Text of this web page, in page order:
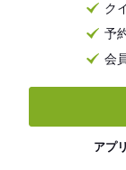
ク
予
会
アプ